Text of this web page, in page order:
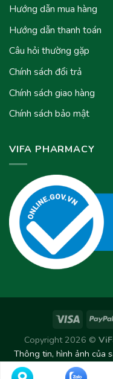
Hướng dẫn mua hàng
Hướng dẫn thanh toán
Câu hỏi thường gặp
Chính sách đổi trả
Chính sách giao hàng
Chính sách bảo mật
VIFA PHARMACY
Copyright 2026 ©
Thông tin, hình ảnh của
chất tham khảo. Sản